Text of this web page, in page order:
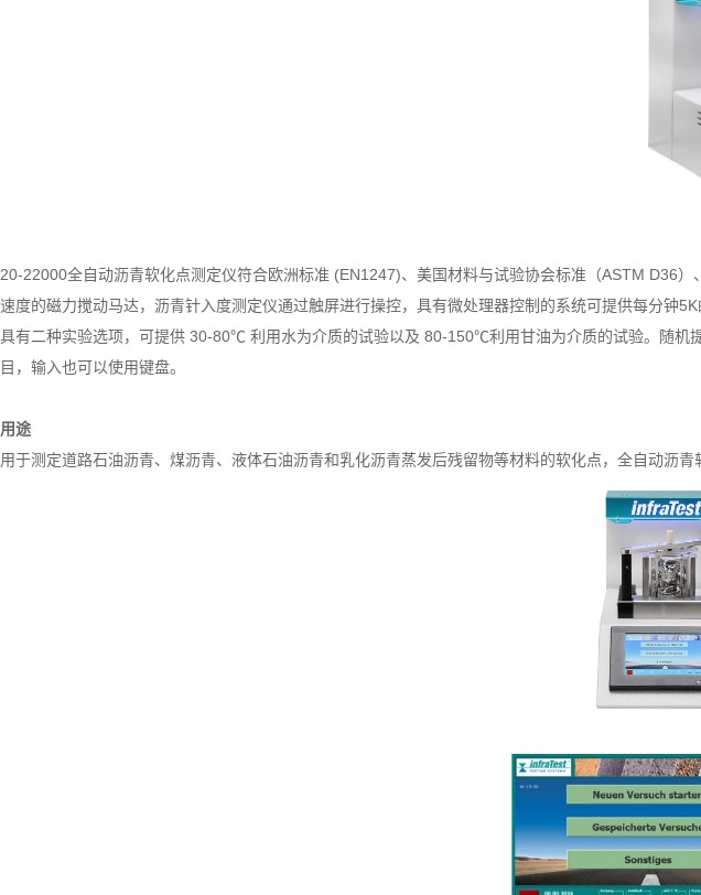
20-22000全自动沥青软化点测定仪符合欧洲标准 (EN1247)、美国材料与试验协会标准（ASTM D36
速度的磁力搅动马达，沥青针入度测定仪通过触屏进行操控，具有微处理器控制的系统可提供每分钟
具有二种实验选项，可提供 30-80℃ 利用水为介质的试验以及 80-150℃利用甘油为介质的试验。随机
目，输入也可以使用键盘。
用途
用于测定道路石油沥青、煤沥青、液体石油沥青和乳化沥青蒸发后残留物等材料的软化点，全自动沥